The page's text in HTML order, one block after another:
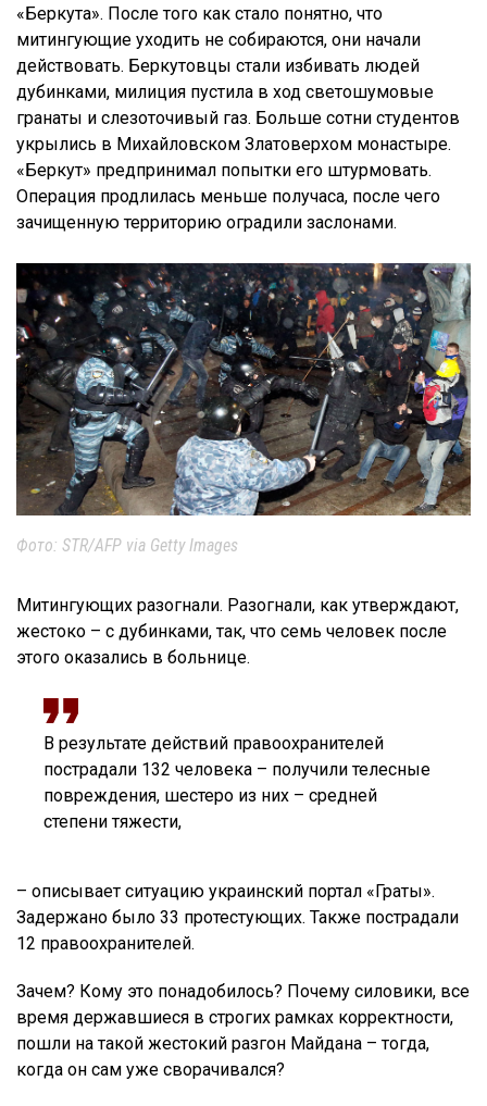
«Беркута». После того как стало понятно, что
митингующие уходить не собираются, они начали
действовать. Беркутовцы стали избивать людей
дубинками, милиция пустила в ход светошумовые
гранаты и слезоточивый газ. Больше сотни студентов
укрылись в Михайловском Златоверхом монастыре.
«Беркут» предпринимал попытки его штурмовать.
Операция продлилась меньше получаса, после чего
зачищенную территорию оградили заслонами.
Фото: STR/AFP via Getty Images
Митингующих разогнали. Разогнали, как утверждают,
жестоко – с дубинками, так, что семь человек после
этого оказались в больнице.
В результате действий правоохранителей
пострадали 132 человека – получили телесные
повреждения, шестеро из них – средней
степени тяжести,
– описывает ситуацию украинский портал «Граты».
Задержано было 33 протестующих. Также пострадали
12 правоохранителей.
Зачем? Кому это понадобилось? Почему силовики, все
время державшиеся в строгих рамках корректности,
пошли на такой жестокий разгон Майдана – тогда,
когда он сам уже сворачивался?